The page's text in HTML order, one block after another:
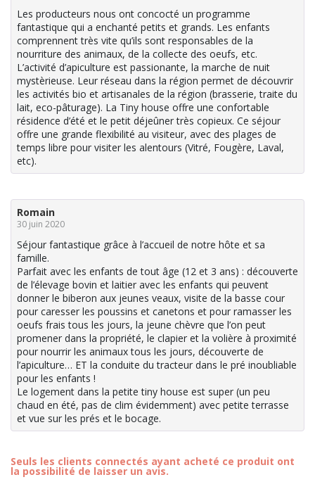
Les producteurs nous ont concocté un programme
fantastique qui a enchanté petits et grands. Les enfants
comprennent très vite qu’ils sont responsables de la
nourriture des animaux, de la collecte des oeufs, etc.
L’activité d’apiculture est passionante, la marche de nuit
mystèrieuse. Leur réseau dans la région permet de découvrir
les activités bio et artisanales de la région (brasserie, traite du
lait, eco-pâturage). La Tiny house offre une confortable
résidence d’été et le petit déjeûner très copieux. Ce séjour
offre une grande flexibilité au visiteur, avec des plages de
temps libre pour visiter les alentours (Vitré, Fougère, Laval,
etc).
Romain
30 juin 2020
Séjour fantastique grâce à l’accueil de notre hôte et sa
famille.
Parfait avec les enfants de tout âge (12 et 3 ans) : découverte
de l’élevage bovin et laitier avec les enfants qui peuvent
donner le biberon aux jeunes veaux, visite de la basse cour
pour caresser les poussins et canetons et pour ramasser les
oeufs frais tous les jours, la jeune chèvre que l’on peut
promener dans la propriété, le clapier et la volière à proximité
pour nourrir les animaux tous les jours, découverte de
l’apiculture… ET la conduite du tracteur dans le pré inoubliable
pour les enfants !
Le logement dans la petite tiny house est super (un peu
chaud en été, pas de clim évidemment) avec petite terrasse
et vue sur les prés et le bocage.
Seuls les clients connectés ayant acheté ce produit ont
la possibilité de laisser un avis.